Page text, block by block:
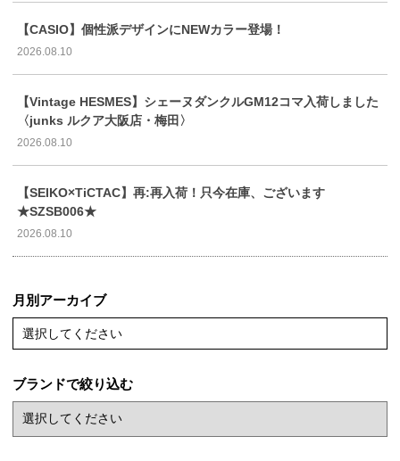
【CASIO】個性派デザインにNEWカラー登場！
2026.08.10
【Vintage HESMES】シェーヌダンクルGM12コマ入荷しました
〈junks ルクア大阪店・梅田〉
2026.08.10
【SEIKO×TiCTAC】再:再入荷！只今在庫、ございます
★SZSB006★
2026.08.10
月別アーカイブ
選択してください
ブランドで絞り込む